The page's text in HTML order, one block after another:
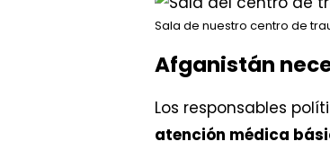
Sala de nuestro centro de
Afganistán
Los responsables
atención médica